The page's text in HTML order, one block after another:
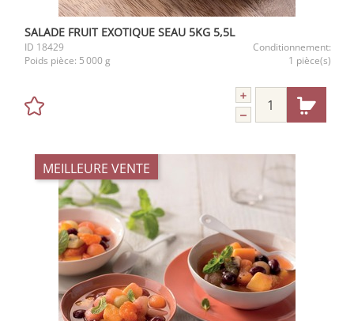
SALADE FRUIT EXOTIQUE SEAU 5KG 5,5L
ID 18429
Conditionnement:
Poids pièce: 5 000 g 1 pièce(s)
MEILLEURE VENTE